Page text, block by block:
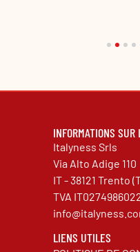
INFORMATIONS
Italyness Srls
Via Alto Adige 110
IT - 38121 Trento
TVA
LIENS UTILES